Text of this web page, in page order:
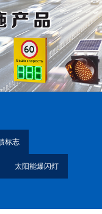
标志
太阳能爆闪灯